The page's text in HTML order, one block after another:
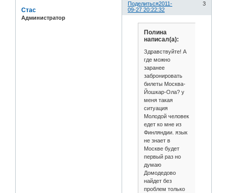
Поделиться 3
2011-
09-27 20:22:32
Стас
Администратор
Полина
написал(а):
Здравствуйте! А
где можно
заранее
забронировать
билеты Москва-
Йошкар-Ола? у
меня такая
ситуация
Молодой человек
едет ко мне из
Финляндии. язык
не знает в
Москве будет
первый раз но
думаю
Домодедово
найдет без
проблем только